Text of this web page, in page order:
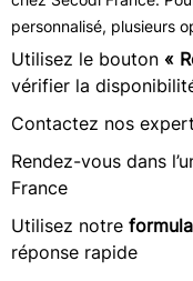
personnalisé, plusieurs
Utilisez le bouton «
vérifier la
Contactez nos
Rendez-vous dans
France
Utilisez notre
réponse rapide